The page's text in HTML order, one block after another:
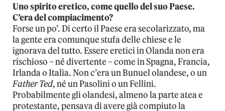
Uno spirito eretico, come quello del suo Paese.
C’era del compiacimento?
Forse un po’. Di certo il Paese era secolarizzato, ma
la gente era comunque stufa delle chiese e le
ignorava del tutto. Essere eretici in Olanda non era
rischioso – né divertente – come in Spagna, Francia,
Irlanda o Italia. Non c’era un Bunuel olandese, o un
Father Ted, né un Pasolini o un Fellini.
Probabilmente gli olandesi, almeno la parte atea e
protestante, pensava di avere già compiuto la